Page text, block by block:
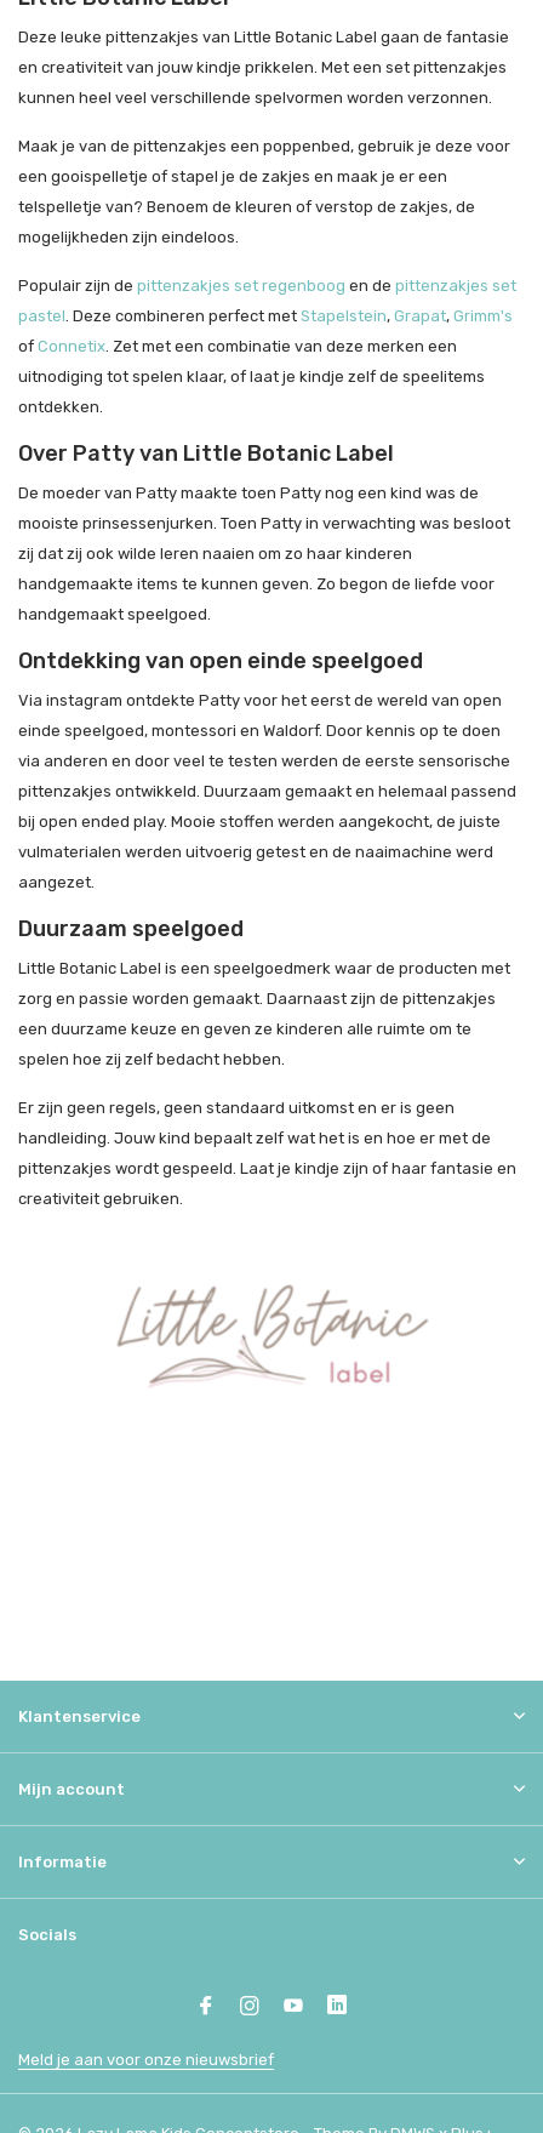
Deze leuke pittenzakjes van Little Botanic Label gaan de fantasie
en creativiteit van jouw kindje prikkelen. Met een set pittenzakjes
kunnen heel veel verschillende spelvormen worden verzonnen.
Maak je van de pittenzakjes een poppenbed, gebruik je deze voor
een gooispelletje of stapel je de zakjes en maak je er een
telspelletje van? Benoem de kleuren of verstop de zakjes, de
mogelijkheden zijn eindeloos.
Populair zijn de pittenzakjes set regenboog en de pittenzakjes set
pastel. Deze combineren perfect met Stapelstein, Grapat, Grimm's
of Connetix. Zet met een combinatie van deze merken een
uitnodiging tot spelen klaar, of laat je kindje zelf de speelitems
ontdekken.
Over Patty van Little Botanic Label
De moeder van Patty maakte toen Patty nog een kind was de
mooiste prinsessenjurken. Toen Patty in verwachting was besloot
zij dat zij ook wilde leren naaien om zo haar kinderen
handgemaakte items te kunnen geven. Zo begon de liefde voor
handgemaakt speelgoed.
Ontdekking van open einde speelgoed
Via instagram ontdekte Patty voor het eerst de wereld van open
einde speelgoed, montessori en Waldorf. Door kennis op te doen
via anderen en door veel te testen werden de eerste sensorische
pittenzakjes ontwikkeld. Duurzaam gemaakt en helemaal passend
bij open ended play. Mooie stoffen werden aangekocht, de juiste
vulmaterialen werden uitvoerig getest en de naaimachine werd
aangezet.
Duurzaam speelgoed
Little Botanic Label is een speelgoedmerk waar de producten met
zorg en passie worden gemaakt. Daarnaast zijn de pittenzakjes
een duurzame keuze en geven ze kinderen alle ruimte om te
spelen hoe zij zelf bedacht hebben.
Er zijn geen regels, geen standaard uitkomst en er is geen
handleiding. Jouw kind bepaalt zelf wat het is en hoe er met de
pittenzakjes wordt gespeeld. Laat je kindje zijn of haar fantasie en
creativiteit gebruiken.
Klantenservice
Mijn account
Informatie
Socials
Meld je aan voor onze nieuwsbrief